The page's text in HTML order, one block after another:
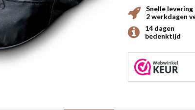
Snelle levering
2 werkdagen
14 dagen
bedenktijd